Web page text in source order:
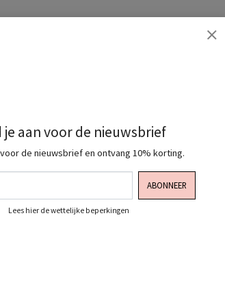
je aan voor de nieuwsbrief
de nieuwsbrief en ontvang 10% korting.
ABONNEER
Lees hier de wettelijke beperkingen